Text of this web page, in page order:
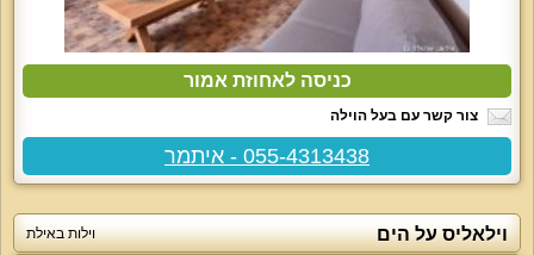
כניסה לאחוזת אמור
צור קשר עם בעל הוילה
055-4313438 - איתמר
וילאליס על הים וילות באילת